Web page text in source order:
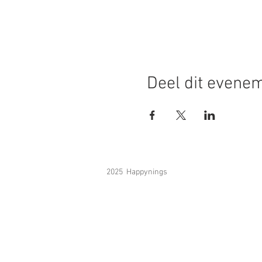
Deel dit
2025 Happynings